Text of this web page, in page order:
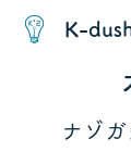
K-
ナゾ